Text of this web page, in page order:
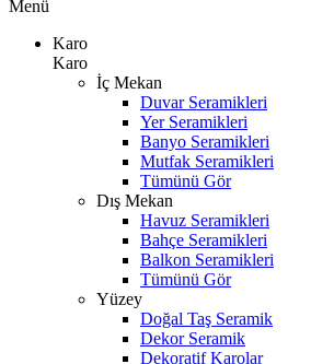
Menü
Karo
Karo
İç Mekan
Duvar Seramikleri
Yer Seramikleri
Banyo Seramikleri
Mutfak Seramikleri
Tümünü Gör
Dış Mekan
Havuz Seramikleri
Bahçe Seramikleri
Balkon Seramikleri
Tümünü Gör
Yüzey
Doğal Taş Seramik
Dekor Seramik
Dekoratif Karolar